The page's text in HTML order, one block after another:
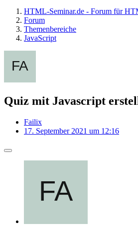
HTML-Seminar.de - Forum für
Forum
Themenbereiche
JavaScript
Quiz mit Javascript
Failix
17. September 2021 um 12:16